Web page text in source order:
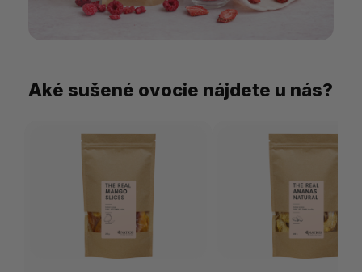
Aké sušené ovocie nájdete u nás?